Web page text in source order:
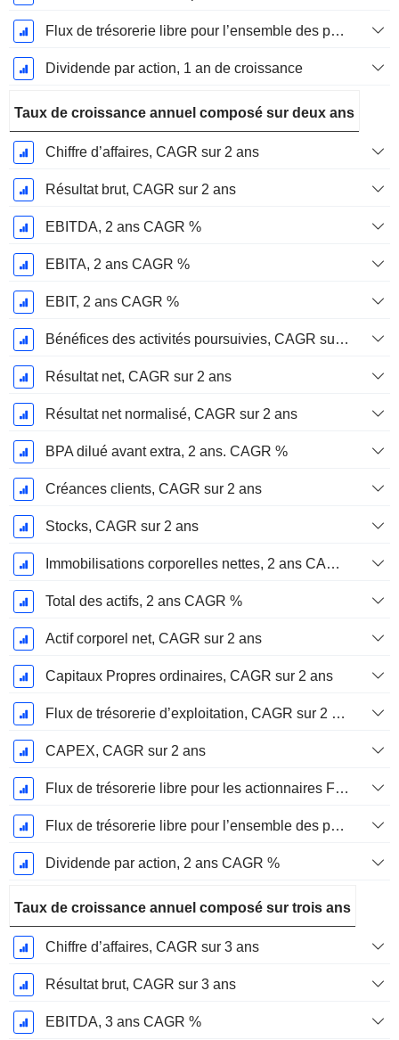
Flux de trésorerie libre pour l’ensemble des pourvoyeurs de fonds (créanciers et actionnaires) FCFF, Croissance 1 an
Dividende par action, 1 an de croissance
Taux de croissance annuel composé sur deux ans
Chiffre d’affaires, CAGR sur 2 ans
Résultat brut, CAGR sur 2 ans
EBITDA, 2 ans CAGR %
EBITA, 2 ans CAGR %
EBIT, 2 ans CAGR %
Bénéfices des activités poursuivies, CAGR sur 2 ans
Résultat net, CAGR sur 2 ans
Résultat net normalisé, CAGR sur 2 ans
BPA dilué avant extra, 2 ans. CAGR %
Créances clients, CAGR sur 2 ans
Stocks, CAGR sur 2 ans
Immobilisations corporelles nettes, 2 ans CAGR %
Total des actifs, 2 ans CAGR %
Actif corporel net, CAGR sur 2 ans
Capitaux Propres ordinaires, CAGR sur 2 ans
Flux de trésorerie d’exploitation, CAGR sur 2 ans
CAPEX, CAGR sur 2 ans
Flux de trésorerie libre pour les actionnaires FCFE, CAGR sur 2 ans
Flux de trésorerie libre pour l’ensemble des pourvoyeurs de fonds (créanciers et actionnaires) FCFF, CAGR sur 2 ans
Dividende par action, 2 ans CAGR %
Taux de croissance annuel composé sur trois ans
Chiffre d’affaires, CAGR sur 3 ans
Résultat brut, CAGR sur 3 ans
EBITDA, 3 ans CAGR %